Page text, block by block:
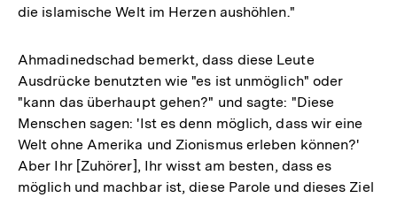
die islamische Welt im Herzen aushöhlen."
Ahmadinedschad bemerkt, dass diese Leute
Ausdrücke benutzten wie "es ist unmöglich" oder
"kann das überhaupt gehen?" und sagte: "Diese
Menschen sagen: 'Ist es denn möglich, dass wir eine
Welt ohne Amerika und Zionismus erleben können?'
Aber Ihr [Zuhörer], Ihr wisst am besten, dass es
möglich und machbar ist, diese Parole und dieses Ziel